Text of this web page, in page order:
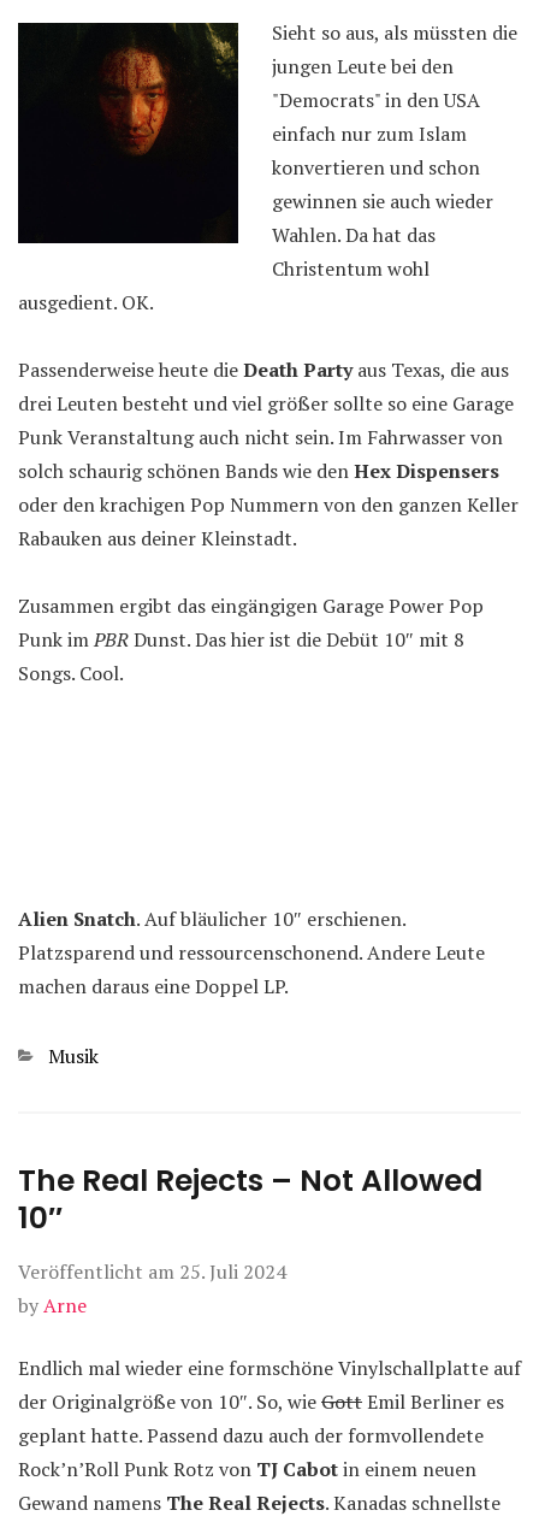
Sieht so aus, als müssten die
jungen Leute bei den
"Democrats" in den USA
einfach nur zum Islam
konvertieren und schon
gewinnen sie auch wieder
Wahlen. Da hat das
Christentum wohl
ausgedient. OK.
Passenderweise heute dieDeath Partyaus Texas, die aus
drei Leuten besteht und viel größer sollte so eine Garage
Punk Veranstaltung auch nicht sein. Im Fahrwasser von
solch schaurig schönen Bands wie denHex Dispensers
oder den krachigen Pop Nummern von den ganzen Keller
Rabauken aus deiner Kleinstadt.
Zusammen ergibt das eingängigen Garage Power Pop
Punk imPBRDunst. Das hier ist die Debüt 10″ mit 8
Songs. Cool.
Alien Snatch. Auf bläulicher 10″ erschienen.
Platzsparend und ressourcenschonend. Andere Leute
machen daraus eine Doppel LP.
Kategorien
Musik
The Real Rejects – Not Allowed
10″
Veröffentlicht am 25. Juli 2024
byArne
Endlich mal wieder eine formschöne Vinylschallplatte auf
der Originalgröße von 10″. So, wieGottEmil Berliner es
geplant hatte. Passend dazu auch der formvollendete
Rock’n’Roll Punk Rotz von TJ Cabotin einem neuen
Gewand namens The Real Rejects. Kanadas schnellste